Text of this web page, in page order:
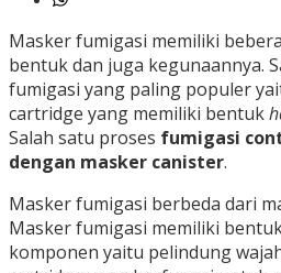
Masker fumigasi memiliki
bentuk dan juga kegunaannya.
fumigasi yang paling populer
cartridge yang memiliki bentuk
Salah satu proses fumigasi
dengan masker canister.
Masker fumigasi berbeda dari
Masker fumigasi memiliki
komponen yaitu pelindung